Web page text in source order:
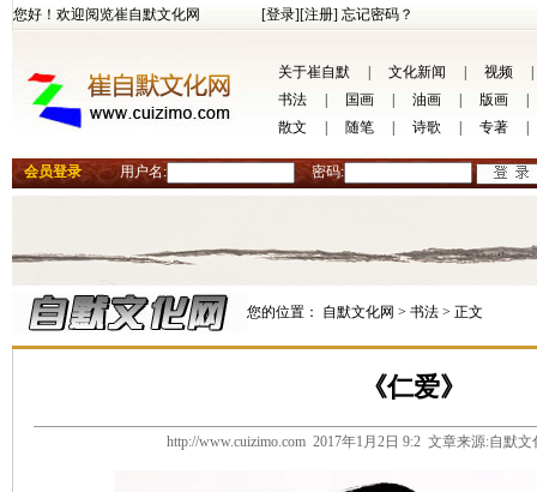
您好！欢迎阅览崔自默文化网 [登录][注册] 忘记密码？
关于崔自默 文化新闻 视频
书法
国画 油画 版画
散文
随笔 诗歌 专著
会员登录 用户名: 密码:
您的位置： 自默文化网 > 书法 > 正文
《仁爱》
http://www.cuizimo.com 2017年1月2日 9:2 文章来源:自默